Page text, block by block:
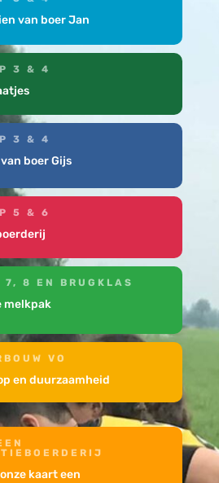
van boer Jan
3 & 4
3 & 4
boer Gijs
5 & 6
7, 8 EN BRUGKLAS
melkpak
VO
en duurzaamheid
kaart een